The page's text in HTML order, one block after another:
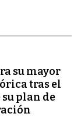
su mayor
tras el
plan de